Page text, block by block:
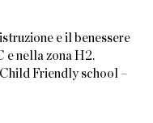
e il benessere
e nella zona H2.
Friendly school –